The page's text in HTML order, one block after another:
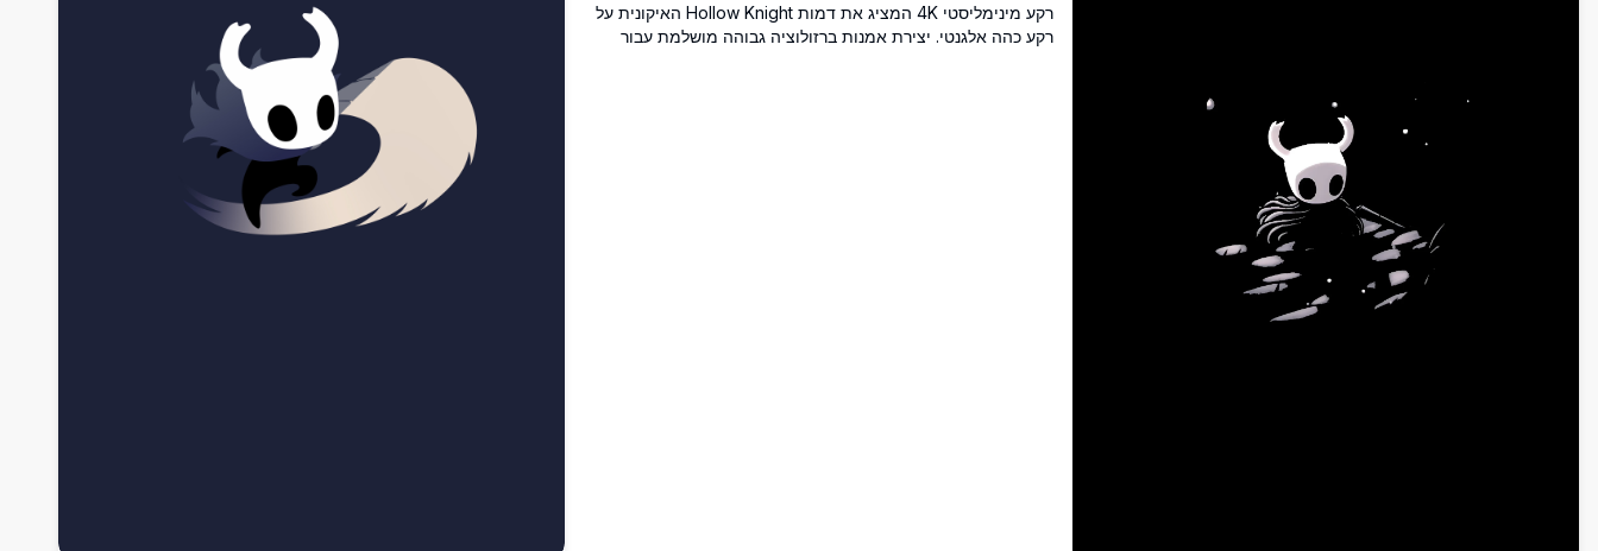
רקע מינימליסטי 4K המציג את דמות Hollow Knight האיקונית על
רקע כהה אלגנטי. יצירת אמנות ברזולוציה גבוהה מושלמת עבור